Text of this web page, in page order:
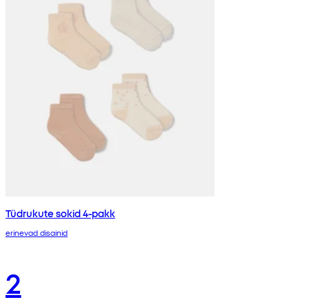
Tüdrukute sokid 4-pakk
erinevad disainid
2